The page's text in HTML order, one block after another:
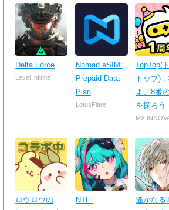
Delta Force
Level Infinite
Nomad eSIM:
Prepaid Data
Plan
LotusFlare
TopTop(
トップ) :
よ、8番
を探ろう
MX
ロウロウの
NTE:
遙かなる